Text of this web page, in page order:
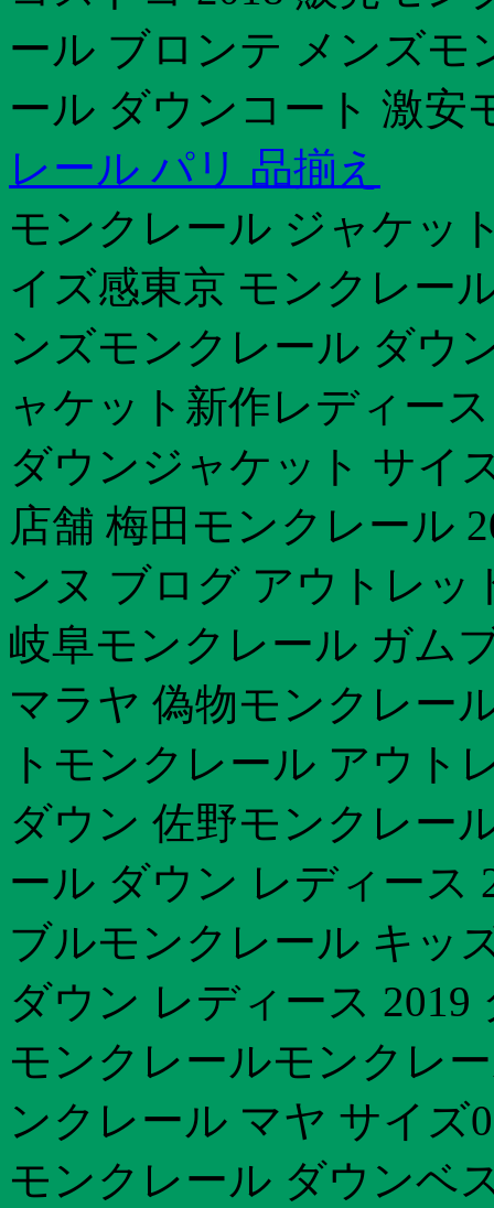
ール ブロンテ メンズモ
ール ダウンコート 激安
レール パリ 品揃え
モンクレール ジャケッ
イズ感東京 モンクレー
ンズモンクレール ダウ
ャケット新作レディー
ダウンジャケット サイ
店舗 梅田モンクレール
ンヌ ブログ アウトレ
岐阜モンクレール ガム
マラヤ 偽物モンクレー
トモンクレール アウト
ダウン 佐野モンクレー
ール ダウン レディース
ブルモンクレール キッ
ダウン レディース
モンクレールモンクレ
ンクレール マヤ サイズ
モンクレール ダウンベ